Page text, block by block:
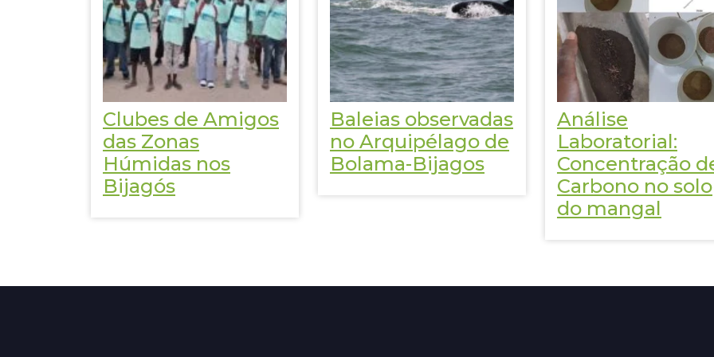
Clubes de Amigos
das Zonas
Húmidas nos
Bijagós
Baleias observadas
no Arquipélago de
Bolama-Bijagos
Análise
Laboratorial:
Concentração
Carbono no solo
do mangal